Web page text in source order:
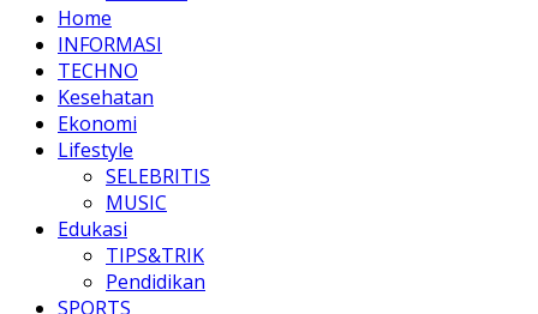
Home
INFORMASI
TECHNO
Kesehatan
Ekonomi
Lifestyle
SELEBRITIS
MUSIC
Edukasi
TIPS&TRIK
Pendidikan
SPORTS